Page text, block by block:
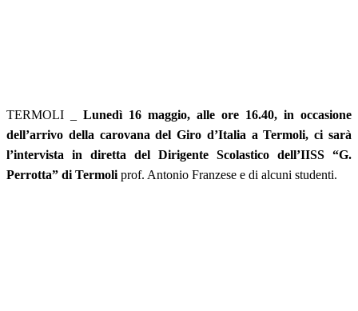
TERMOLI _ Lunedì 16 maggio, alle ore 16.40, in occasione
dell’arrivo della carovana del Giro d’Italia a Termoli, ci sarà
l’intervista in diretta del Dirigente Scolastico dell’IISS “G.
Perrotta” di Termoli prof. Antonio Franzese e di alcuni studenti.